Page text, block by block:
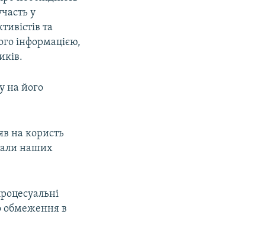
у
та
інформацією,
на його
на користь
наших
обмеження в